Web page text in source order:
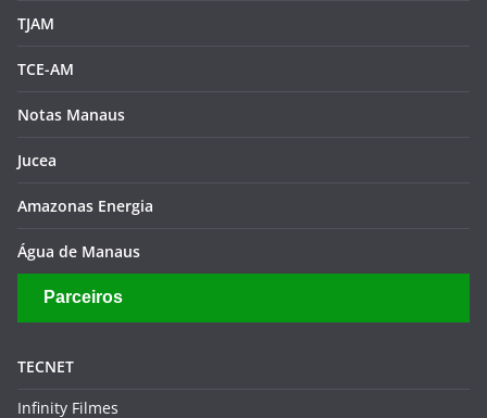
TJAM
TCE-AM
Notas Manaus
Jucea
Amazonas Energia
Água de Manaus
Parceiros
TECNET
Infinity Filmes